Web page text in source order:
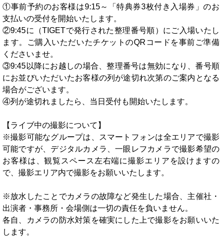
①事前予約のお客様は9:15～「特典券3枚付き入場券」のお
支払いの受付を開始いたします。
②9:45に（TIGETで発行された整理番号順）にご入場いたし
ます。ご購入いただいたチケットのQRコードを事前ご準備
くださいませ。
③9:45以降にお越しの場合、整理番号は無効になり、番号順
にお並びいただいたお客様の列が途切れ次第のご案内となる
場合がございます。
④列が途切れましたら、当日受付も開始いたします。
【ライブ中の撮影について】
※撮影可能なグループは、スマートフォンは全エリアで撮影
可能ですが、デジタルカメラ、一眼レフカメラで撮影希望の
お客様は、観覧スペース左右端に撮影エリアを設けますの
で、撮影エリア内で撮影をお願いいたします。
※放水したことでカメラの故障など発生した場合、主催社・
出演者・事務所・会場側は一切の責任を負いません。
各自、カメラの防水対策を確実にした上で撮影をお願いいた
します。